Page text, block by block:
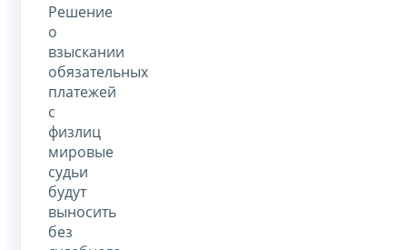
Решение
о
взыскании
обязательных
платежей
с
физлиц
мировые
судьи
будут
выносить
без